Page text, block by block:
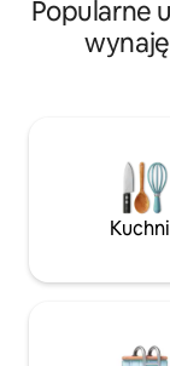
Dall Alto łączy
komfort i łatwy
wewnątrz i na zewnątrz.
bezpłatnego
do Ciebie i
relaksując się
Popularne